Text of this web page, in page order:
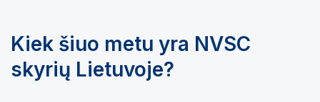
Kiek šiuo metu yra NVSC
skyrių Lietuvoje?